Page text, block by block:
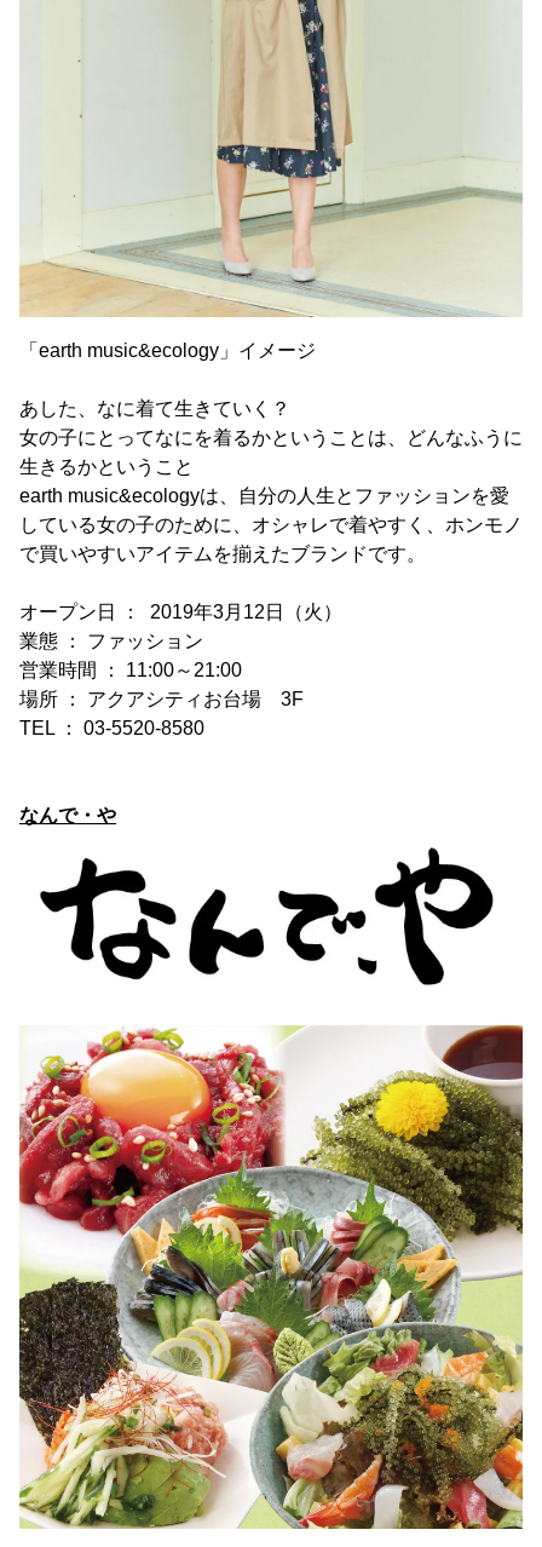
「earth music&ecology」イメージ
あした、なに着て生きていく？
女の子にとってなにを着るかということは、どんなふうに
生きるかということ
earth music&ecologyは、自分の人生とファッションを愛
している女の子のために、オシャレで着やすく、ホンモノ
で買いやすいアイテムを揃えたブランドです。
オープン日 ： 2019年3月12日（火）
業態 ： ファッション
営業時間 ： 11:00～21:00
場所 ： アクアシティお台場 3F
TEL ： 03-5520-8580
なんで・や